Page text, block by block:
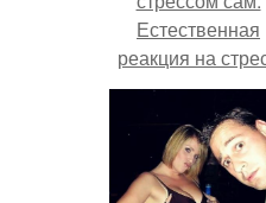
Естественная
реакция на
или душевное
расстройство?